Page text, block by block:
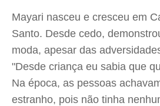
Mayari nasceu e cresceu em
Santo. Desde cedo,
moda, apesar das
"Desde criança eu sabia que
Na época, as pessoas
estranho, pois não tinha